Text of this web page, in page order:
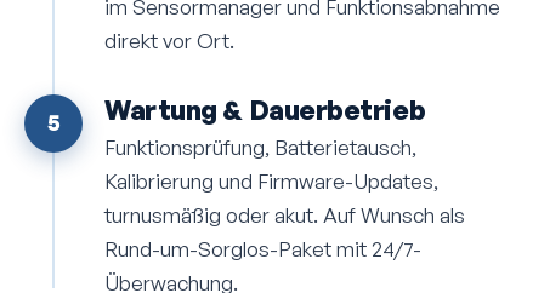
im Sensormanager und Funktions­abnahme
direkt vor Ort.
5 Wartung & Dauerbetrieb
Funktions­prüfung, Batterietausch,
Kalibrierung und Firmware-Updates,
turnusmäßig oder akut. Auf Wunsch als
Rund-um-Sorglos-Paket mit 24/7-
Überwachung.